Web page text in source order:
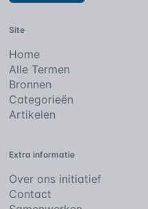
Site
Home
Alle Termen
Bronnen
Categorieën
Artikelen
Extra informatie
Over ons initiatief
Contact